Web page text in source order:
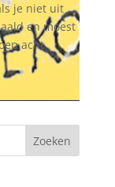
je niet uit
en moest
acht